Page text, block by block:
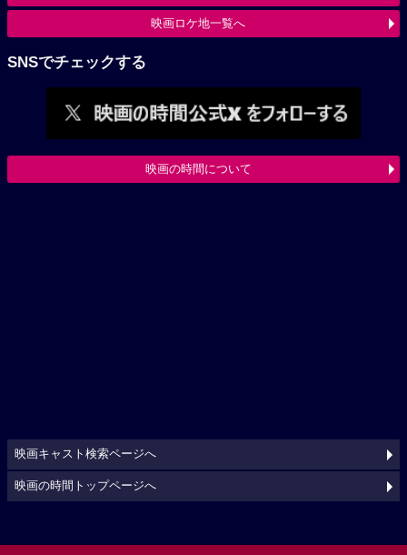
映画ロケ地一覧へ
SNSでチェックする
映画の時間について
映画キャスト検索ページへ
映画の時間トップページへ